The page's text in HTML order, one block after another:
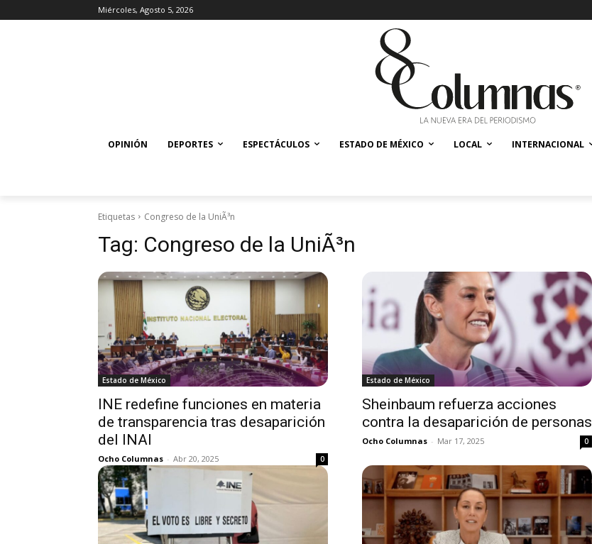
Miércoles, Agosto 5, 2026
OPINIÓN DEPORTES ESPECTÁCULOS ESTADO DE MÉXICO LOCAL INTERNACIONAL
Etiquetas Congreso de la UniÃ³n
Tag: Congreso de la UniÃ³n
Estado de México
INE redefine funciones en materia
de transparencia tras desaparición
del INAI
Ocho Columnas - Abr 20, 2025 0
Estado de México
Sheinbaum refuerza acciones
contra la desaparición de personas
Ocho Columnas - Mar 17, 2025 0